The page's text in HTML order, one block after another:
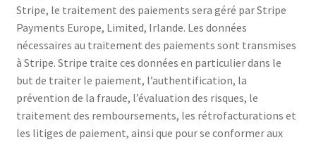
Stripe, le traitement des paiements sera géré par Stripe
Payments Europe, Limited, Irlande. Les données
nécessaires au traitement des paiements sont transmises
à Stripe. Stripe traite ces données en particulier dans le
but de traiter le paiement, l’authentification, la
prévention de la fraude, l’évaluation des risques, le
traitement des remboursements, les rétrofacturations et
les litiges de paiement, ainsi que pour se conformer aux